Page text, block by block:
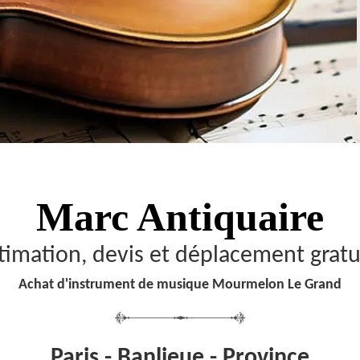
Marc Antiquaire
devis et déplacement
Achat d'instrument de musique Mourmelon Le Grand